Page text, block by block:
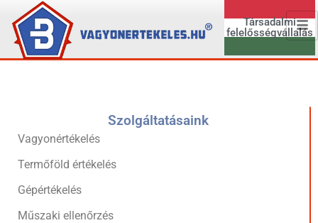
Társadalmi
felelősségvállalás
Szolgáltatásaink
Vagyonértékelés
Termőföld értékelés
Gépértékelés
Műszaki ellenőrzés